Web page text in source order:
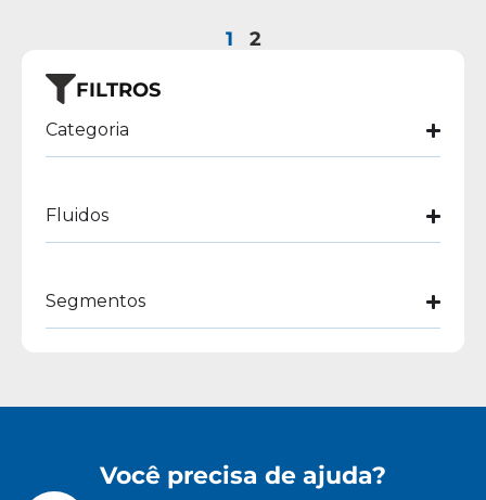
FILTROS
Categoria
Fluidos
Segmentos
1 2
Você precisa de ajuda?